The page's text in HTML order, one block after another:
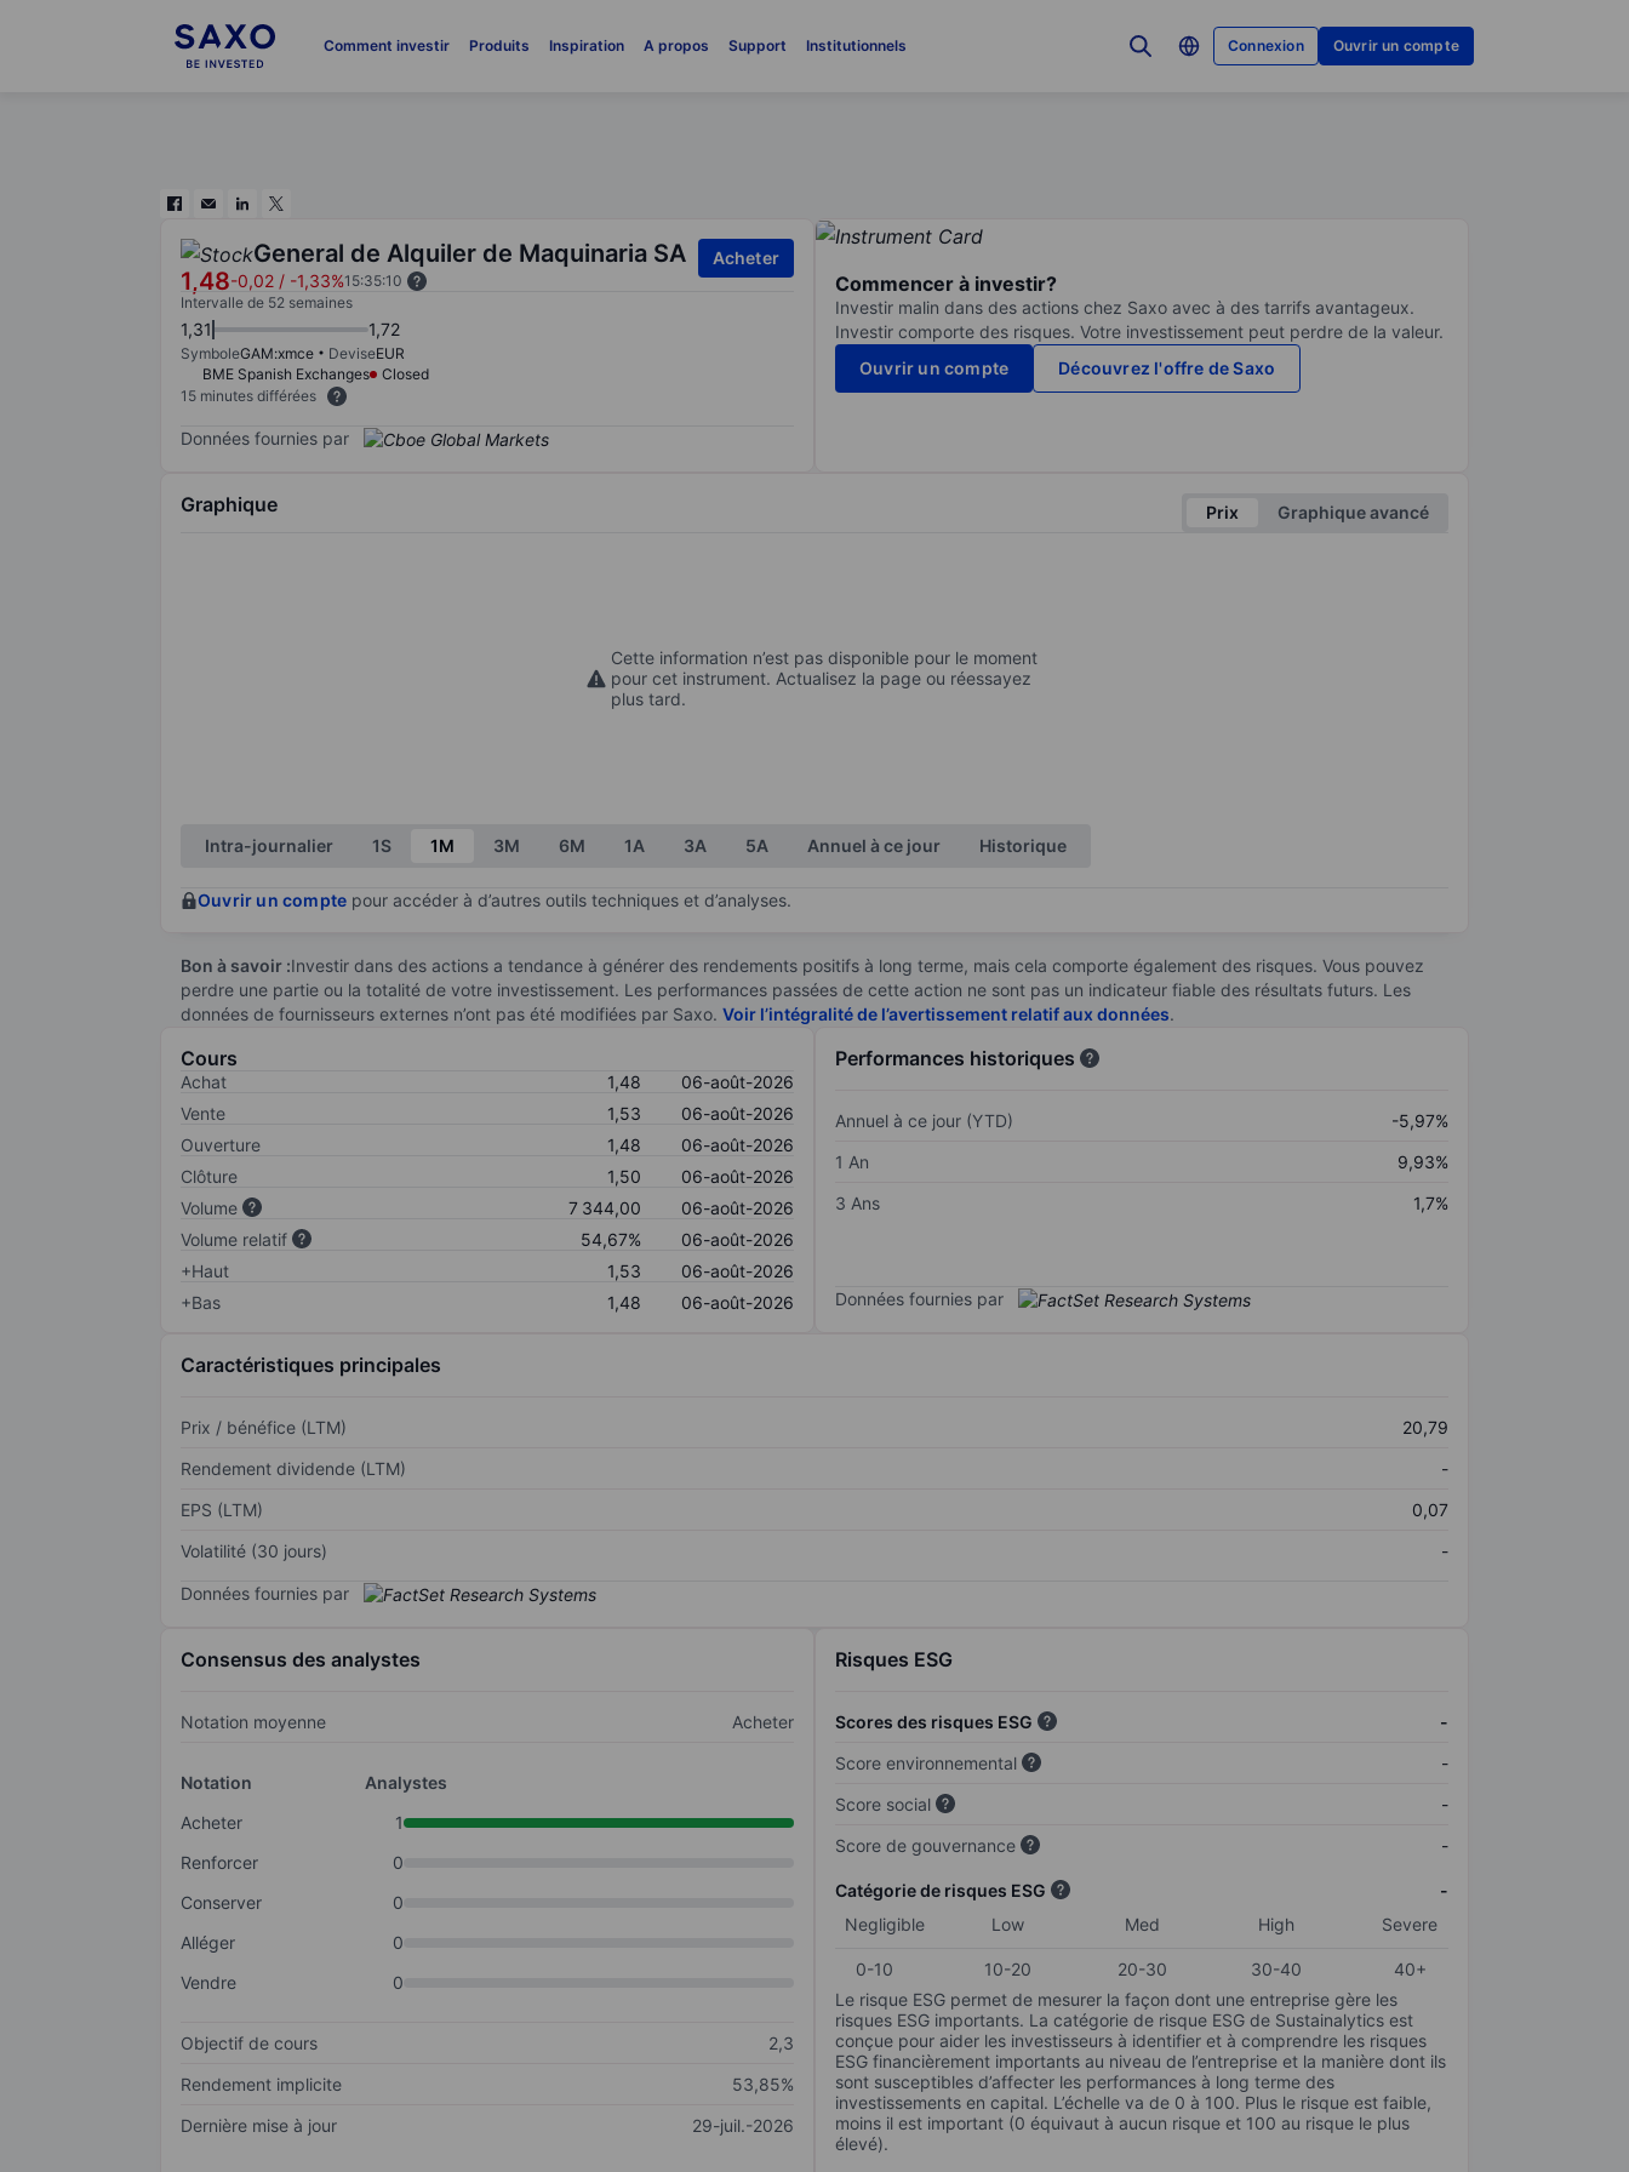
Comment investir Produits Inspiration A propos Support Institutionnels Connexion Ouvrir un compte
General de Alquiler de Maquinaria SA
1,48-0,02 / -1,33%15:35:10
Acheter
Intervalle de 52 semaines
1,31 1,72
SymboleGAM:xmce DeviseEUR
BME Spanish Exchanges
Closed
15 minutes différées
Données fournies par
Commencer à investir?
Investir malin dans des actions chez Saxo avec à des tarrifs avantageux.
Investir comporte des risques. Votre investissement peut perdre de la valeur.
Ouvrir un compte
Découvrez l'offre de Saxo
Graphique Prix Graphique avancé
Cette information n’est pas disponible pour le moment
pour cet instrument. Actualisez la page ou réessayez
plus tard.
Intra-journalier 1S 1M 3M 6M 1A 3A 5A Annuel à ce jour Historique
Ouvrir un compte pour accéder à d’autres outils techniques et d’analyses.
Bon à savoir :Investir dans des actions a tendance à générer des rendements positifs à long terme, mais cela comporte également des risques. Vous pouvez
perdre une partie ou la totalité de votre investissement. Les performances passées de cette action ne sont pas un indicateur fiable des résultats futurs. Les
données de fournisseurs externes n’ont pas été modifiées par Saxo. Voir l’intégralité de l’avertissement relatif aux données.
Cours
Achat 1,48
06-août-2026
Vente
1,53
06-août-2026
Ouverture
1,48
06-août-2026
Clôture
1,50
06-août-2026
Volume
7 344,00
06-août-2026
Volume relatif
54,67%
06-août-2026
+Haut
1,53
06-août-2026
+Bas
1,48 06-août-2026
Performances historiques
Annuel à ce jour (YTD)
-5,97%
1 An
9,93%
3 Ans
1,7%
Données fournies par
Caractéristiques principales
Prix / bénéfice (LTM)
20,79
Rendement dividende (LTM)
-
EPS (LTM)
0,07
Volatilité (30 jours)
-
Données fournies par
Consensus des analystes
Notation moyenne Acheter
Notation
Analystes
Acheter
1
Renforcer
0
Conserver
0
Alléger
0
Vendre
0
Objectif de cours
2,3
Rendement implicite
53,85%
Dernière mise à jour
29-juil.-2026
Risques ESG
Scores des risques ESG
-
Score environnemental
-
Score social
-
Score de gouvernance
-
Catégorie de risques ESG
-
Negligible
Low Med High Severe
0-10 10-20 20-30 30-40
40+
Le risque ESG permet de mesurer la façon dont une entreprise gère les
risques ESG importants. La catégorie de risque ESG de Sustainalytics est
conçue pour aider les investisseurs à identifier et à comprendre les risques
ESG financièrement importants au niveau de l’entreprise et la manière dont ils
sont susceptibles d’affecter les performances à long terme des
investissements en capital. L’échelle va de 0 à 100. Plus le risque est faible,
moins il est important (0 équivaut à aucun risque et 100 au risque le plus
élevé).